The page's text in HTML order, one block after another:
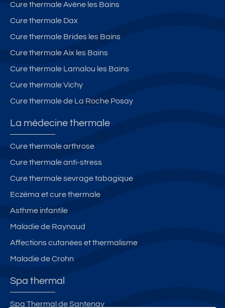
Cure thermale Avène les Bains
Cure thermale Dax
Cure thermale Brides les Bains
Cure thermale Aix les Bains
Cure thermale Lamalou les Bains
Cure thermale Vichy
Cure thermale de La Roche Posay
La médecine thermale
Cure thermale arthrose
Cure thermale anti-stress
Cure thermale sevrage tabagique
Eczéma et cure thermale
Asthme infantile
Maladie de Raynaud
Affections cutanées et thermalisme
Maladie de Crohn
Spa thermal
Spa Thermal de Santenay